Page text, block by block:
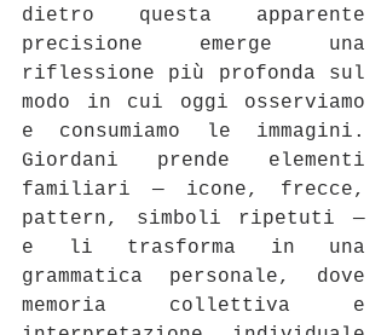
dietro questa apparente
precisione emerge una
riflessione più profonda sul
modo in cui oggi osserviamo
e consumiamo le immagini.
Giordani prende elementi
familiari — icone, frecce,
pattern, simboli ripetuti —
e li trasforma in una
grammatica personale, dove
memoria collettiva e